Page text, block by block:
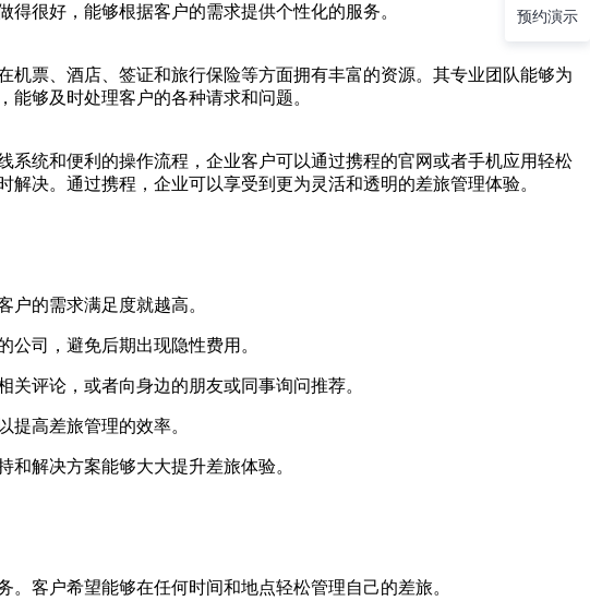
很好，能够根据客户的需求提供个性化的服务。
票、酒店、签证和旅行保险等方面拥有丰富的资源。其专业团队能够为
够及时处理客户的各种请求和问题。
统和便利的操作流程，企业客户可以通过携程的官网或者手机应用轻松
决。通过携程，企业可以享受到更为灵活和透明的差旅管理体验。
户的需求满足度就越高。
公司，避免后期出现隐性费用。
评论，或者向身边的朋友或同事询问推荐。
高差旅管理的效率。
解决方案能够大大提升差旅体验。
客户希望能够在任何时间和地点轻松管理自己的差旅。
预约演示